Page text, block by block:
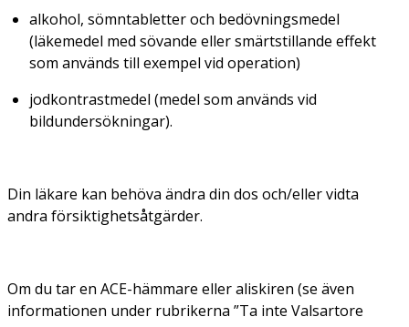
alkohol, sömntabletter och bedövningsmedel
(läkemedel med sövande eller smärtstillande effekt
som används till exempel vid operation)
jodkontrastmedel (medel som används vid
bildundersökningar).
Din läkare kan behöva ändra din dos och/eller vidta
andra försiktighetsåtgärder.
Om du tar en ACE-hämmare eller aliskiren (se även
informationen under rubrikerna ”Ta inte Valsartore